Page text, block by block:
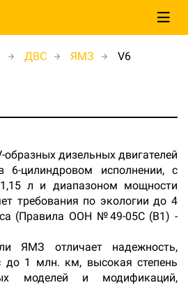
ДВС ЯМЗ V6
дизельных двигателей
цилиндровом исполнении, с
л и диапазоном мощности
требования по экологии до 4
(Правила ООН №49-05С (В1) -
ЯМЗ отличает надежность,
до 1 млн. км, высокая степень
моделей и модификаций,